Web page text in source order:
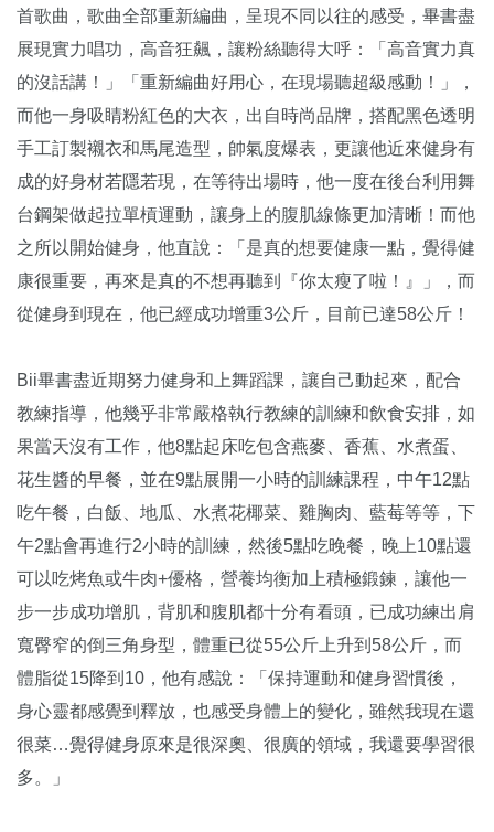
首歌曲，歌曲全部重新編曲，呈現不同以往的感受，畢書盡
展現實力唱功，高音狂飆，讓粉絲聽得大呼：「高音實力真
的沒話講！」「重新編曲好用心，在現場聽超級感動！」，
而他一身吸睛粉紅色的大衣，出自時尚品牌，搭配黑色透明
手工訂製襯衣和馬尾造型，帥氣度爆表，更讓他近來健身有
成的好身材若隱若現，在等待出場時，他一度在後台利用舞
台鋼架做起拉單槓運動，讓身上的腹肌線條更加清晰！而他
之所以開始健身，他直說：「是真的想要健康一點，覺得健
康很重要，再來是真的不想再聽到『你太瘦了啦！』」，而
從健身到現在，他已經成功增重3公斤，目前已達58公斤！
Bii畢書盡近期努力健身和上舞蹈課，讓自己動起來，配合
教練指導，他幾乎非常嚴格執行教練的訓練和飲食安排，如
果當天沒有工作，他8點起床吃包含燕麥、香蕉、水煮蛋、
花生醬的早餐，並在9點展開一小時的訓練課程，中午12點
吃午餐，白飯、地瓜、水煮花椰菜、雞胸肉、藍莓等等，下
午2點會再進行2小時的訓練，然後5點吃晚餐，晚上10點還
可以吃烤魚或牛肉+優格，營養均衡加上積極鍛鍊，讓他一
步一步成功增肌，背肌和腹肌都十分有看頭，已成功練出肩
寬臀窄的倒三角身型，體重已從55公斤上升到58公斤，而
體脂從15降到10，他有感說：「保持運動和健身習慣後，
身心靈都感覺到釋放，也感受身體上的變化，雖然我現在還
很菜…覺得健身原來是很深奧、很廣的領域，我還要學習很
多。」